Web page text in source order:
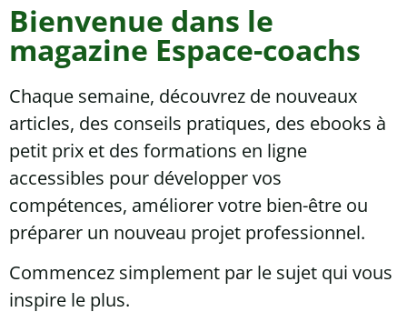
Bienvenue dans le
magazine Espace-coachs
Chaque semaine, découvrez de nouveaux
articles, des conseils pratiques, des ebooks à
petit prix et des formations en ligne
accessibles pour développer vos
compétences, améliorer votre bien-être ou
préparer un nouveau projet professionnel.
Commencez simplement par le sujet qui vous
inspire le plus.